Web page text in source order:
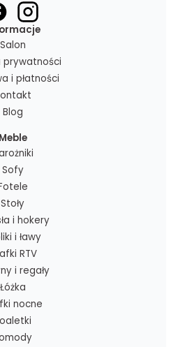
Salon
prywatności
i płatności
Blog
Meble
Sofy
Stoły
i hokery
i ławy
RTV
i regały
Łóżka
nocne